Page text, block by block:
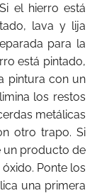
el hierro está
lava y lija
para la
está pintado,
pintura con un
los restos
metálicas
otro trapo. Si
un producto de
Ponte los
una primera